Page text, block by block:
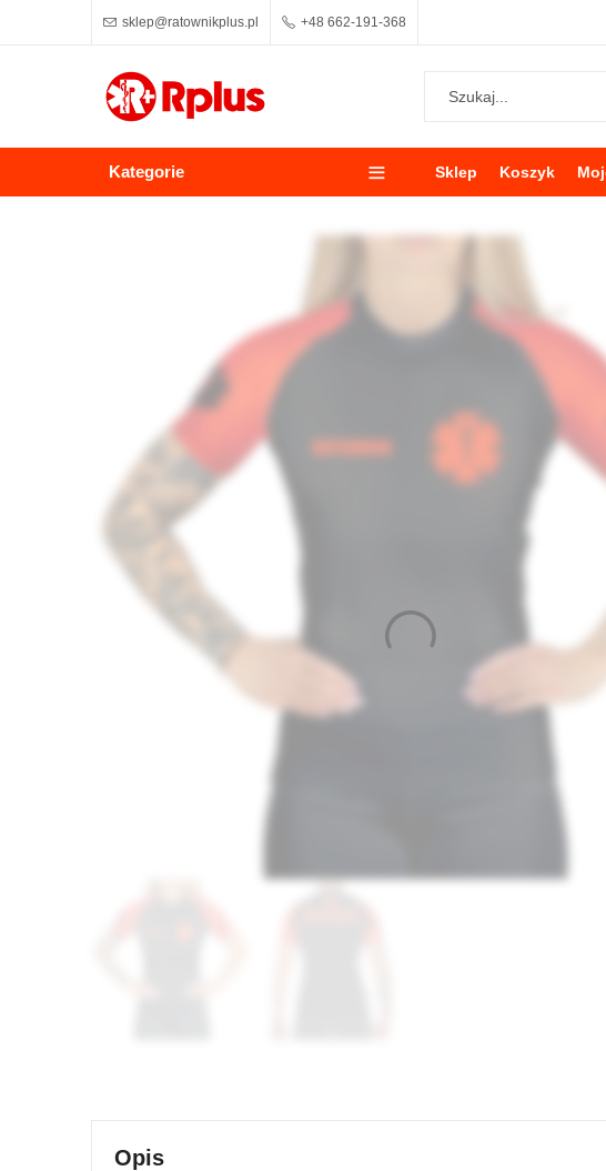
sklep@ratownikplus.pl +48 662-191-368
Kategorie Sklep Koszyk
Opis